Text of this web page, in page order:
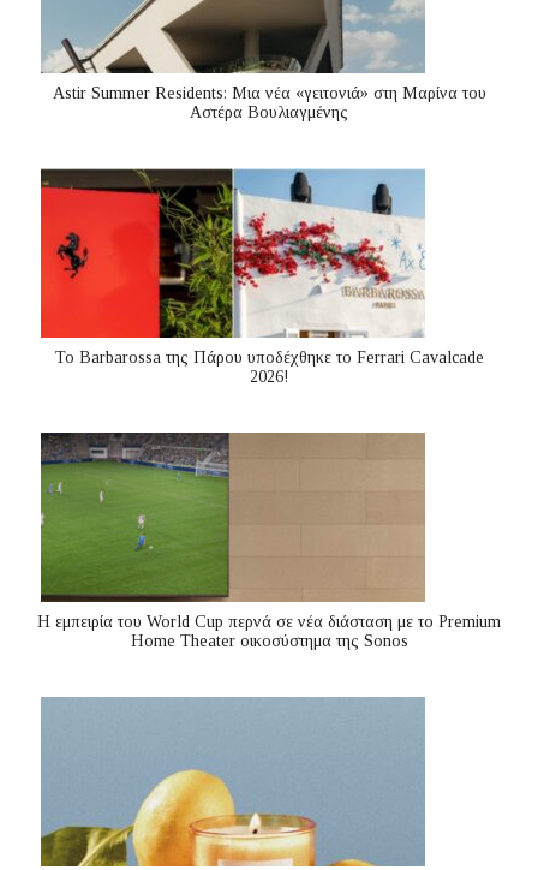
Astir Summer Residents: Μια νέα «γειτονιά» στη Μαρίνα του
Αστέρα Βουλιαγμένης
Το Barbarossa της Πάρου υποδέχθηκε το Ferrari Cavalcade
2026!
Η εμπειρία του World Cup περνά σε νέα διάσταση με το Premium
Home Theater οικοσύστημα της Sonos